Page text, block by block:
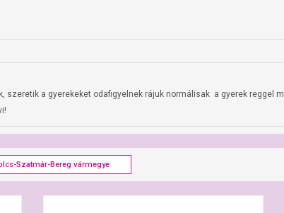
szeretik a gyerekeket odafigyelnek rájuk normálisak  a gyerek reggel
Szatmár-Bereg vármegye